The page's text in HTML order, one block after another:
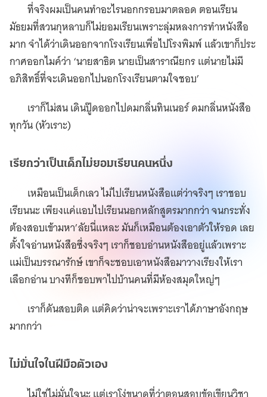
ที่จริงผมเป็นคนทำอะไรนอกกรอบมาตลอด ตอนเรียน
มัธยมที่สวนกุหลาบก็ไม่ยอมเรียนเพราะลุ่มหลงการทำหนังสือ
มาก จำได้ว่าเดินออกจากโรงเรียนเพื่อไปโรงพิมพ์ แล้วเขาก็ประ
กาศออกไมค์ว่า ‘นายสาธิต นายเป็นสาราณียกร แต่นายไม่มี
อภิสิทธิ์ที่จะเดินออกไปนอกโรงเรียนตามใจชอบ’
เราก็ไม่สน เดินปู๊ดออกไปดมกลิ่นทินเนอร์ ดมกลิ่นหนังสือ
ทุกวัน (หัวเราะ)
เรียกว่าเป็นเด็กไม่ยอมเรียนคนหนึ่ง
เหมือนเป็นเด็กเลว ไม่ไปเรียนหนังสือแต่ว่าจริงๆ เราชอบ
เรียนนะ เพียงแค่แอบไปเรียนนอกหลักสูตรมากกว่า จนกระทั่ง
ต้องสอบเข้ามหา’ลัยนี่แหละ มันก็เหมือนต้องเอาตัวให้รอด เลย
ตั้งใจอ่านหนังสือซึ่งจริงๆ เราก็ชอบอ่านหนังสืออยู่แล้วเพราะ
แม่เป็นบรรณารักษ์​ เขาก็จะชอบเอาหนังสือมาวางเรียงให้เรา
เลือกอ่าน บางทีก็ชอบพาไปบ้านคนที่มีห้องสมุดใหญ่ๆ
เราก็ดันสอบติด แต่คิดว่าน่าจะเพราะเราได้ภาษาอังกฤษ
มากกว่า
ไม่มั่นใจในฝีมือตัวเอง